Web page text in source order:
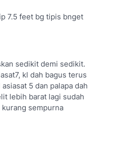
7.5 feet bg tipis bnget
sedikit demi sedikit.
kl dah bagus terus
5 dan palapa dah
lebih barat lagi sudah
sempurna